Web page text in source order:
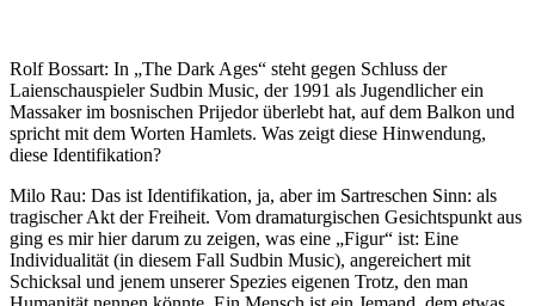
Rolf Bossart: In „The Dark Ages“ steht gegen Schluss der
Laienschauspieler Sudbin Music, der 1991 als Jugendlicher ein
Massaker im bosnischen Prijedor überlebt hat, auf dem Balkon und
spricht mit dem Worten Hamlets. Was zeigt diese Hinwendung,
diese Identifikation?
Milo Rau: Das ist Identifikation, ja, aber im Sartreschen Sinn: als
tragischer Akt der Freiheit. Vom dramaturgischen Gesichtspunkt aus
ging es mir hier darum zu zeigen, was eine „Figur“ ist: Eine
Individualität (in diesem Fall Sudbin Music), angereichert mit
Schicksal und jenem unserer Spezies eigenen Trotz, den man